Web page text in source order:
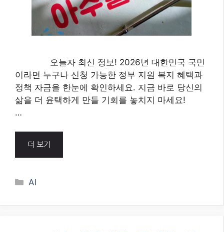
오늘자 최신 정보! 2026년 대한민국 국민
이라면 누구나 신청 가능한 정부 지원 복지 혜택과
정책 자금을 한눈에 확인하세요. 지금 바로 당신의
삶을 더 윤택하게 만들 기회를 놓치지 마세요!
…
더 보기
Categories
AI